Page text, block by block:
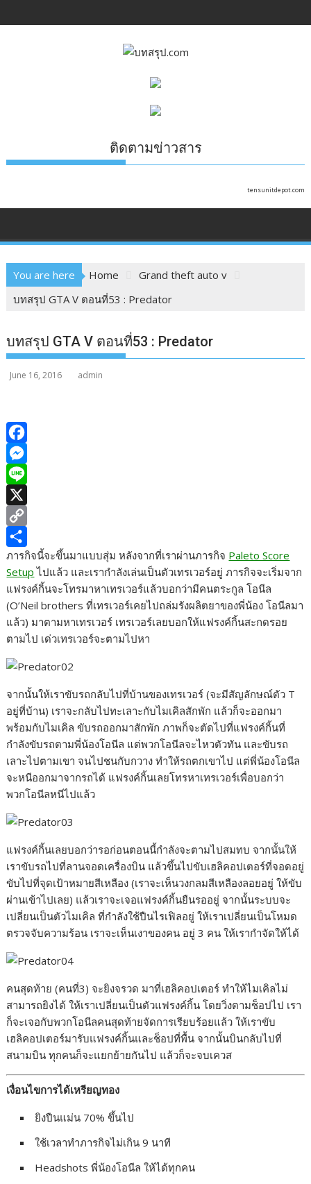
to
ติดตามข่าวสาร
tensunitdepot.com
You are here Home
Grand theft auto v
บทสรุป GTA V ตอนที่53 : Predator
บทสรุป GTA V ตอนที่53 : Predator
June 16, 2016 admin
F
a
c
e
b
o
o
k
M
e
s
s
e
n
g
e
r
L
n
e
X
C
o
p
y
L
i
n
S
h
a
r
e
ภารกิจนี้จะขึ้นมาแบบสุ่ม หลังจากที่เราผ่านภารกิจ Paleto Score
Setup ไปแล้ว และเรากำลังเล่นเป็นตัวเทรเวอร์อยู่ ภารกิจจะเริ่มจาก
แฟรงค์กิ้นจะโทรมาหาเทรเวอร์แล้วบอกว่ามีคนตระกูล โอนีล
(O’Neil brothers ที่เทรเวอร์เคยไปถล่มรังผลิตยาของพี่น้อง โอนีลมา
แล้ว) มาตามหาเทรเวอร์ เทรเวอร์เลยบอกให้แฟรงค์กิ้นสะกดรอย
ตามไป เด่วเทรเวอร์จะตามไปหา
จากนั้นให้เราขับรถกลับไปที่บ้านของเทรเวอร์ (จะมีสัญลักษณ์ตัว T
อยู่ที่บ้าน) เราจะกลับไปทะเลาะกับไมเคิลสักพัก แล้วก็จะออกมา
พร้อมกับไมเคิล ขับรถออกมาสักพัก ภาพก็จะตัดไปที่แฟรงค์กิ้นที่
กำลังขับรถตามพี่น้องโอนีล แต่พวกโอนีลจะไหวตัวทัน และขับรถ
เลาะไปตามเขา จนไปชนกับกวาง ทำให้รถตกเขาไป แต่พี่น้องโอนีล
จะหนีออกมาจากรถได้ แฟรงค์กิ้นเลยโทรหาเทรเวอร์เพื่อบอกว่า
พวกโอนีลหนีไปแล้ว
แฟรงค์กิ้นเลยบอกว่ารอก่อนตอนนี้กำลังจะตามไปสมทบ จากนั้นให้
เราขับรถไปที่ลานจอดเครื่องบิน แล้วขึ้นไปขับเฮลิคอปเตอร์ที่จอดอยู่
ขับไปที่จุดเป้าหมายสีเหลือง (เราจะเห็นวงกลมสีเหลืองลอยอยู่ ให้ขับ
ผ่านเข้าไปเลย) แล้วเราจะเจอแฟรงค์กิ้นยืนรออยู่ จากนั้นระบบจะ
เปลี่ยนเป็นตัวไมเคิล ที่กำลังใช้ปืนไรเฟิลอยู่ ให้เราเปลี่ยนเป็นโหมด
ตรวจจับความร้อน เราจะเห็นเงาของคน อยู่ 3 คน ให้เรากำจัดให้ได้
คนสุดท้าย (คนที่3) จะยิงจรวด มาที่เฮลิคอปเตอร์ ทำให้ไมเคิลไม่
สามารถยิงได้ ให้เราเปลี่ยนเป็นตัวแฟรงค์กิ้น โดยวิ่งตามช็อปไป เรา
ก็จะเจอกับพวกโอนีลคนสุดท้ายจัดการเรียบร้อยแล้ว ให้เราขับ
เฮลิคอปเตอร์มารับแฟรงค์กิ้นและช็อปที่พื้น จากนั้นบินกลับไปที่
สนามบิน ทุกคนก็จะแยกย้ายกันไป แล้วก็จะจบเควส
เงื่อนไขการได้เหรียญทอง
ยิงปืนแม่น 70% ขึ้นไป
ใช้เวลาทำภารกิจไม่เกิน 9 นาที
Headshots พี่น้องโอนีล ให้ได้ทุกคน